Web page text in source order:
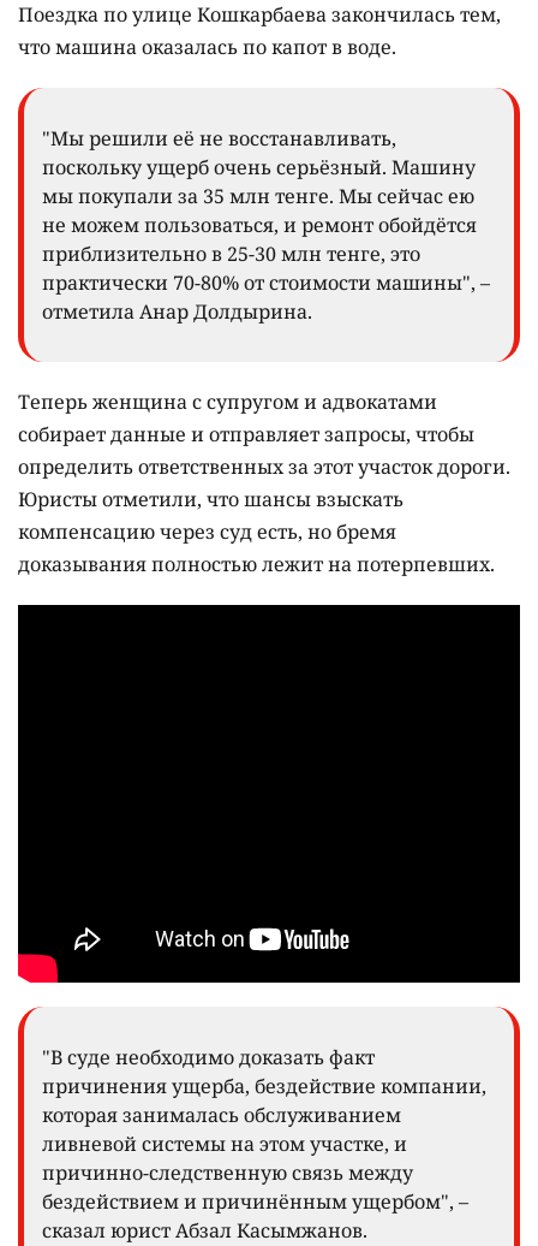
Поездка по улице Кошкарбаева закончилась тем,
что машина оказалась по капот в воде.
"Мы решили её не восстанавливать,
поскольку ущерб очень серьёзный. Машину
мы покупали за 35 млн тенге. Мы сейчас ею
не можем пользоваться, и ремонт обойдётся
приблизительно в 25-30 млн тенге, это
практически 70-80% от стоимости машины", –
отметила Анар Долдырина.
Теперь женщина с супругом и адвокатами
собирает данные и отправляет запросы, чтобы
определить ответственных за этот участок дороги.
Юристы отметили, что шансы взыскать
компенсацию через суд есть, но бремя
доказывания полностью лежит на потерпевших.
"В суде необходимо доказать факт
причинения ущерба, бездействие компании,
которая занималась обслуживанием
ливневой системы на этом участке, и
причинно-следственную связь между
бездействием и причинённым ущербом", –
сказал юрист Абзал Касымжанов.